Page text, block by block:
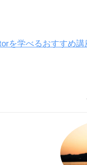
を学べるおすすめ講